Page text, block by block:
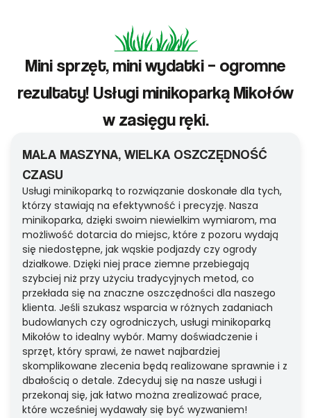
Mini sprzęt, mini wydatki – ogromne
rezultaty! Usługi minikoparką Mikołów
w zasięgu ręki.
MAŁA MASZYNA, WIELKA OSZCZĘDNOŚĆ
CZASU
Usługi minikoparką to rozwiązanie doskonałe dla tych,
którzy stawiają na efektywność i precyzję. Nasza
minikoparka, dzięki swoim niewielkim wymiarom, ma
możliwość dotarcia do miejsc, które z pozoru wydają
się niedostępne, jak wąskie podjazdy czy ogrody
działkowe. Dzięki niej prace ziemne przebiegają
szybciej niż przy użyciu tradycyjnych metod, co
przekłada się na znaczne oszczędności dla naszego
klienta. Jeśli szukasz wsparcia w różnych zadaniach
budowlanych czy ogrodniczych, usługi minikoparką
Mikołów to idealny wybór. Mamy doświadczenie i
sprzęt, który sprawi, że nawet najbardziej
skomplikowane zlecenia będą realizowane sprawnie i z
dbałością o detale. Zdecyduj się na nasze usługi i
przekonaj się, jak łatwo można zrealizować prace,
które wcześniej wydawały się być wyzwaniem!